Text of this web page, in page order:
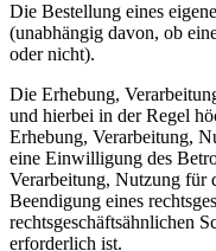
Die Bestellung eines
(unabhängig davon, ob
oder nicht).
Die Erhebung,
und hierbei in der Regel
Erhebung, Verarbeitung,
eine Einwilligung des
Verarbeitung, Nutzung für
Beendigung eines
rechtsgeschäftsähnlichen
erforderlich ist.